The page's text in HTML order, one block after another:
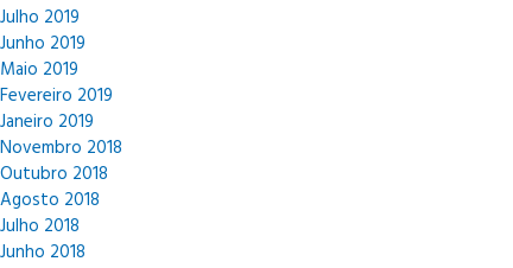
Julho 2019
Junho 2019
Maio 2019
Fevereiro 2019
Janeiro 2019
Novembro 2018
Outubro 2018
Agosto 2018
Julho 2018
Junho 2018